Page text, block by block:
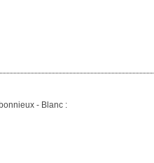
- Blanc :